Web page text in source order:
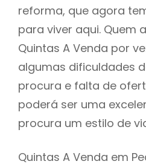
reforma, que agora
para viver aqui. Quem
Quintas A Venda por
algumas dificuldades
procura e falta de
poderá ser uma
procura um estilo de
Quintas A Venda em